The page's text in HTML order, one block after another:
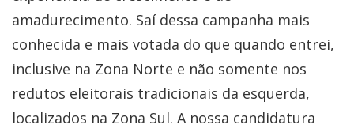
amadurecimento. Saí dessa campanha mais
conhecida e mais votada do que quando entrei,
inclusive na Zona Norte e não somente nos
redutos eleitorais tradicionais da esquerda,
localizados na Zona Sul. A nossa candidatura